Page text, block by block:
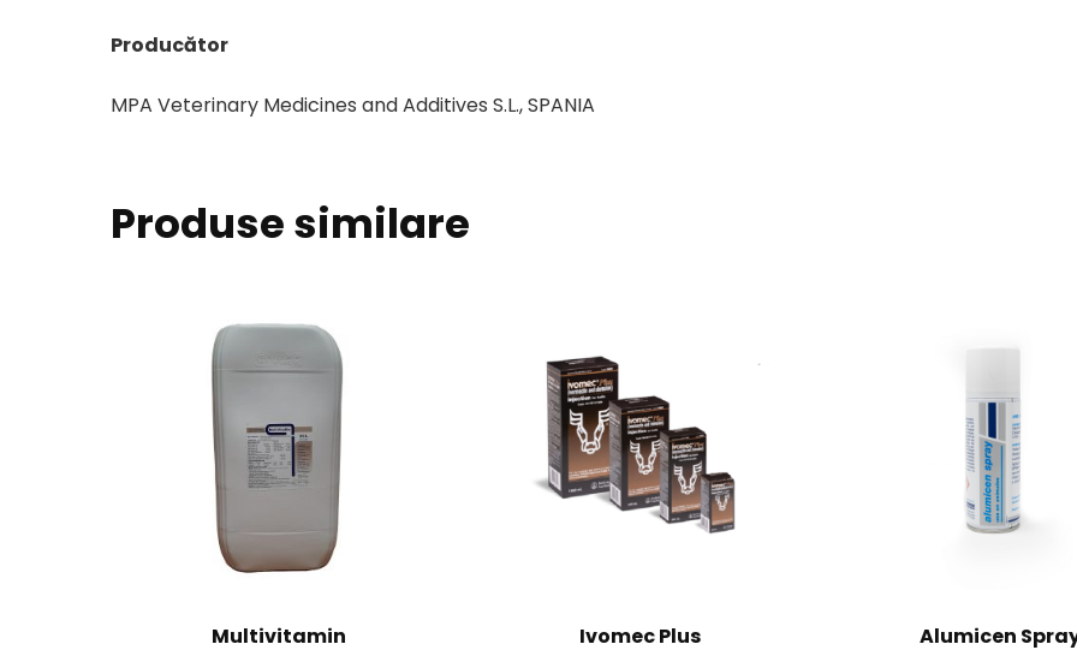
Producător
MPA Veterinary Medicines and Additives S.L., SPANIA
Produse similare
Multivitamin Ivomec Plus Alumicen